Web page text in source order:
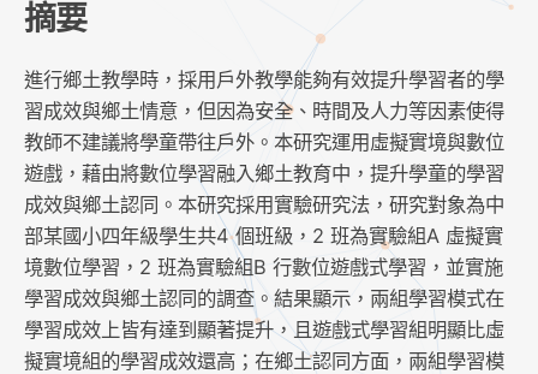
摘要
進行鄉土教學時，採用戶外教學能夠有效提升學習者的學
習成效與鄉土情意，但因為安全、時間及人力等因素使得
教師不建議將學童帶往戶外。本研究運用虛擬實境與數位
遊戲，藉由將數位學習融入鄉土教育中，提升學童的學習
成效與鄉土認同。本研究採用實驗研究法，研究對象為中
部某國小四年級學生共4 個班級，2 班為實驗組A 虛擬實
境數位學習，2 班為實驗組B 行數位遊戲式學習，並實施
學習成效與鄉土認同的調查。結果顯示，兩組學習模式在
學習成效上皆有達到顯著提升，且遊戲式學習組明顯比虛
擬實境組的學習成效還高；在鄉土認同方面，兩組學習模